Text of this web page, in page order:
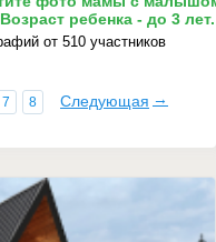
ребенка - до 3 лет.
от 510 участников
7 8 Следующая →